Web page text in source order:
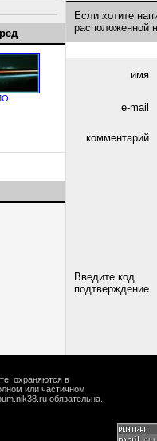
Если хотите
расположенной
имя
e-mail
комментарий
Введите код
подтверждение
охраняются в
или частичном
обязательна.